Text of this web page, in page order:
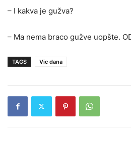
– I kakva je gužva?
– Ma nema braco gužve uopšte.
TAGS Vic dana